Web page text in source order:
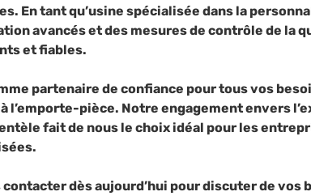
En tant qu’usine spécialisée dans la
avancés et des mesures de contrôle de la
et fiables.
partenaire de confiance pour tous vos
l’emporte-pièce. Notre engagement envers
fait de nous le choix idéal pour les
contacter dès aujourd’hui pour discuter de